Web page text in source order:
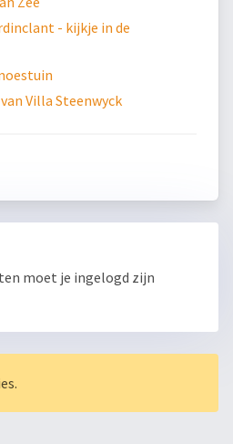
- kijkje in de
Villa Steenwyck
moet je ingelogd zijn